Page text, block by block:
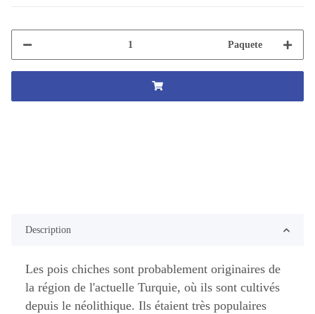
Paquete
Description
Les pois chiches sont probablement originaires de
la région de l'actuelle Turquie, où ils sont cultivés
depuis le néolithique. Ils étaient très populaires